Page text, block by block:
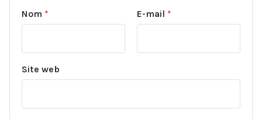
Nom * E-mail *
Site web